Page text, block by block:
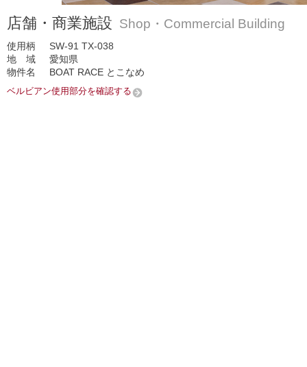
店舗・商業施設 Shop・Commercial Building
使用柄 SW-91 TX-038
地 域
愛知県
物件名
BOAT RACE とこなめ
ベルビアン使用部分を確認する